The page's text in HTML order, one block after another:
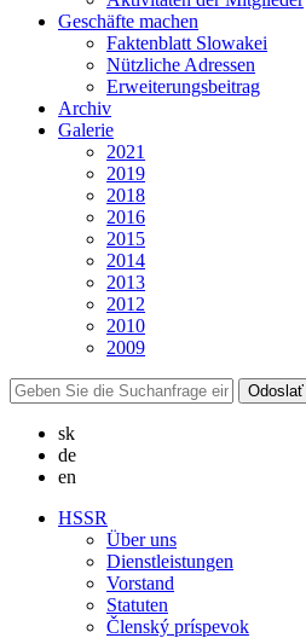
Geschäfte machen
Faktenblatt Slowakei
Nützliche Adressen
Erweiterungsbeitrag
Archiv
Galerie
2021
2019
2018
2016
2015
2014
2013
2012
2010
2009
sk
de
en
HSSR
Über uns
Dienstleistungen
Vorstand
Statuten
Členský príspevok